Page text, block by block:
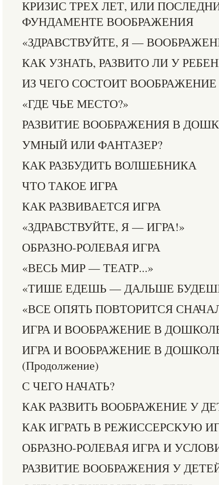
КРИЗИС ТРЕХ ЛЕТ, ИЛИ
ФУНДАМЕНТЕ ВООБРАЖЕНИЯ
«ЗДРАВСТВУЙТЕ, Я —
КАК УЗНАТЬ, РАЗВИТО ЛИ У
ИЗ ЧЕГО СОСТОИТ ВООБРАЖЕНИЕ
«ГДЕ ЧЬЕ МЕСТО?»
РАЗВИТИЕ ВООБРАЖЕНИЯ В
УМНЫЙ ИЛИ ФАНТАЗЕР?
КАК РАЗБУДИТЬ ВОЛШЕБНИКА
ЧТО ТАКОЕ ИГРА
КАК РАЗВИВАЕТСЯ ИГРА
«ЗДРАВСТВУЙТЕ, Я — ИГРА!»
ОБРАЗНО-РОЛЕВАЯ ИГРА
«ВЕСЬ МИР — ТЕАТР...»
«ТИШЕ ЕДЕШЬ — ДАЛЬШЕ
«ВСЕ ОПЯТЬ ПОВТОРИТСЯ
ИГРА И ВООБРАЖЕНИЕ В
ИГРА И ВООБРАЖЕНИЕ В
(Продолжение)
С ЧЕГО НАЧАТЬ?
КАК РАЗВИТЬ ВООБРАЖЕНИЕ У
КАК ИГРАТЬ В РЕЖИССЕРСКУЮ
ОБРАЗНО-РОЛЕВАЯ ИГРА И
РАЗВИТИЕ ВООБРАЖЕНИЯ У